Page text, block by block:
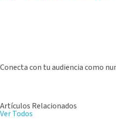
Conecta con tu audiencia como
Artículos Relacionados
Ver Todos